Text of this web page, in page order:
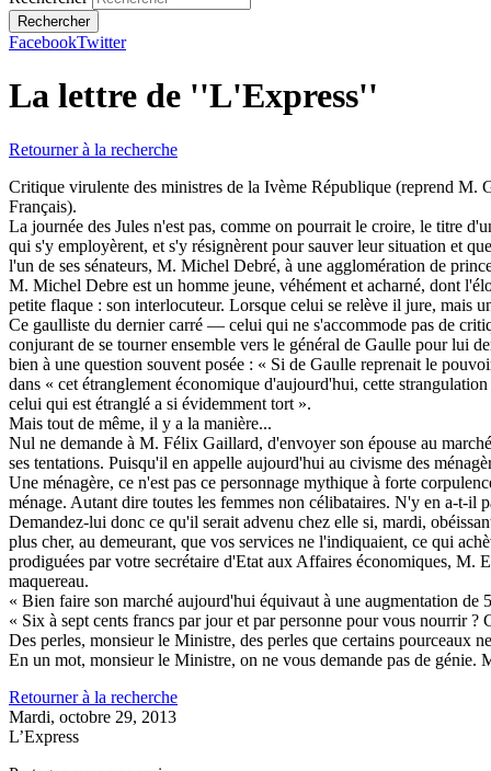
FacebookTwitter
La lettre de ''L'Express''
Retourner à la recherche
Critique virulente des ministres de la Ivème République (reprend M.
Français).
La journée des Jules n'est pas, comme on pourrait le croire, le titre
qui s'y employèrent, et s'y résignèrent pour sauver leur situation et
l'un de ses sénateurs, M. Michel Debré, à une agglomération de
M. Michel Debre est un homme jeune, véhément et acharné, dont
petite flaque : son interlocuteur. Lorsque celui se relève il jure, mais
Ce gaulliste du dernier carré — celui qui ne s'accommode pas de
conjurant de se tourner ensemble vers le général de Gaulle pour lui
bien à une question souvent posée : « Si de Gaulle reprenait le
dans « cet étranglement économique d'aujourd'hui, cette
celui qui est étranglé a si évidemment tort ».
Mais tout de même, il y a la manière...
Nul ne demande à M. Félix Gaillard, d'envoyer son épouse au
ses tentations. Puisqu'il en appelle aujourd'hui au civisme des
Une ménagère, ce n'est pas ce personnage mythique à forte
ménage. Autant dire toutes les femmes non célibataires. N'y en a-t-il
Demandez-lui donc ce qu'il serait advenu chez elle si, mardi,
plus cher, au demeurant, que vos services ne l'indiquaient, ce qui
prodiguées par votre secrétaire d'Etat aux Affaires économiques,
maquereau.
« Bien faire son marché aujourd'hui équivaut à une augmentation de
« Six à sept cents francs par jour et par personne pour vous nourrir ?
Des perles, monsieur le Ministre, des perles que certains pourceaux
En un mot, monsieur le Ministre, on ne vous demande pas de génie.
Retourner à la recherche
Mardi, octobre 29, 2013
L’Express